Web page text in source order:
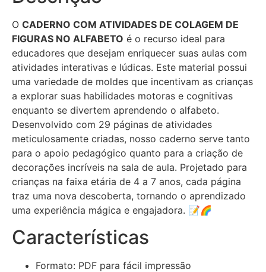
O CADERNO COM ATIVIDADES DE COLAGEM DE
FIGURAS NO ALFABETO é o recurso ideal para
educadores que desejam enriquecer suas aulas com
atividades interativas e lúdicas. Este material possui
uma variedade de moldes que incentivam as crianças
a explorar suas habilidades motoras e cognitivas
enquanto se divertem aprendendo o alfabeto.
Desenvolvido com 29 páginas de atividades
meticulosamente criadas, nosso caderno serve tanto
para o apoio pedagógico quanto para a criação de
decorações incríveis na sala de aula. Projetado para
crianças na faixa etária de 4 a 7 anos, cada página
traz uma nova descoberta, tornando o aprendizado
uma experiência mágica e engajadora. 📝🌈
Características
Formato: PDF para fácil impressão